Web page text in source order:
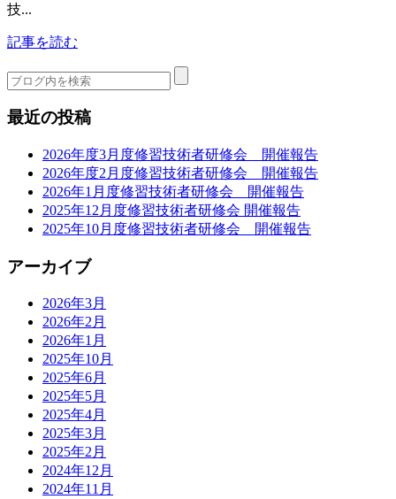
技...
記事を読む
最近の投稿
2026年度3月度修習技術者研修会 開催報告
2026年度2月度修習技術者研修会 開催報告
2026年1月度修習技術者研修会 開催報告
2025年12月度修習技術者研修会 開催報告
2025年10月度修習技術者研修会 開催報告
アーカイブ
2026年3月
2026年2月
2026年1月
2025年10月
2025年6月
2025年5月
2025年4月
2025年3月
2025年2月
2024年12月
2024年11月